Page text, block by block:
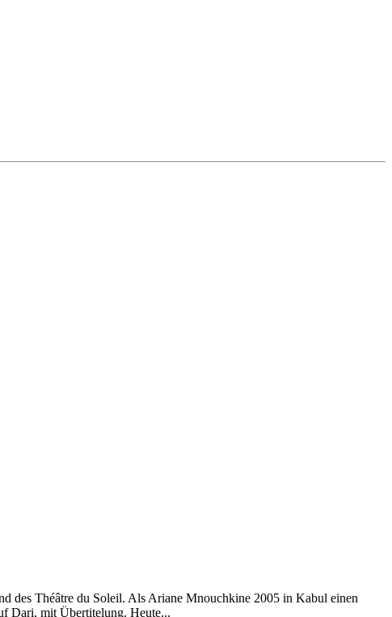
des Théâtre du Soleil. Als Ariane Mnouchkine 2005 in Kabul einen
Dari, mit Übertitelung. Heute...